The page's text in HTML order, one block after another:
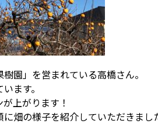
園」を営まれている高橋さん。
ます。
上がります！
畑の様子を紹介していただきまし